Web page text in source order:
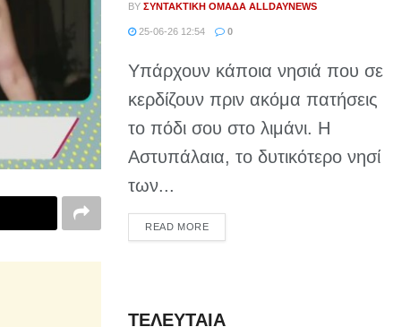
BY ΣΥΝΤΑΚΤΙΚΉ ΟΜΆΔΑ ALLDAYNEWS
25-06-26 12:54 0
Υπάρχουν κάποια νησιά που σε
κερδίζουν πριν ακόμα πατήσεις
το πόδι σου στο λιμάνι. Η
Αστυπάλαια, το δυτικότερο νησί
των...
READ MOREDETAILS
ΤΕΛΕΥΤΑΙΑ